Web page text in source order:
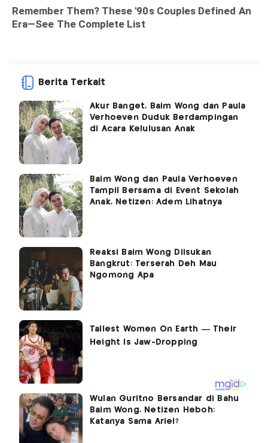
Berita Terkait
Akur Banget, Baim Wong dan Paula
Verhoeven Duduk Berdampingan
di Acara Kelulusan Anak
Baim Wong dan Paula Verhoeven
Tampil Bersama di Event Sekolah
Anak, Netizen: Adem Lihatnya
Reaksi Baim Wong Diisukan
Bangkrut: Terserah Deh Mau
Ngomong Apa
Wulan Guritno Bersandar di Bahu
Baim Wong, Netizen Heboh:
Katanya Sama Ariel?